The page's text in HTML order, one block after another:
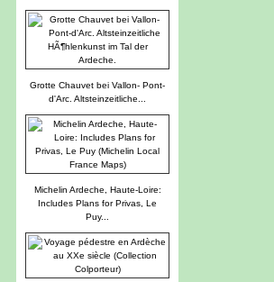
Grotte Chauvet bei Vallon- Pont-
d'Arc. Altsteinzeitliche...
Michelin Ardeche, Haute-Loire:
Includes Plans for Privas, Le
Puy...